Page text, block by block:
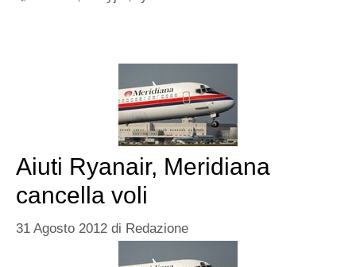
Aiuti Ryanair, Meridiana
cancella voli
31 Agosto 2012 di Redazione